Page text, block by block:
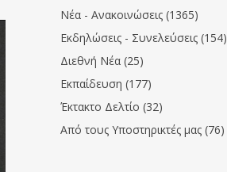
Νέα - Ανακοινώσεις (1365)
Εκδηλώσεις - Συνελεύσεις (154)
Διεθνή Νέα (25)
Εκπαίδευση (177)
Έκτακτο Δελτίο (32)
Από τους Υποστηρικτές μας (76)